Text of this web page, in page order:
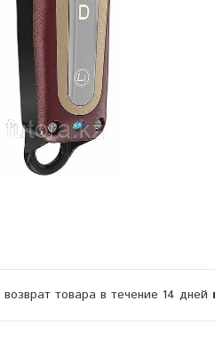
возврат товара в течение 14 дней